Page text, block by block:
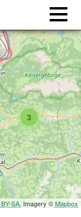
3
SA, Imagery ©Mapbox